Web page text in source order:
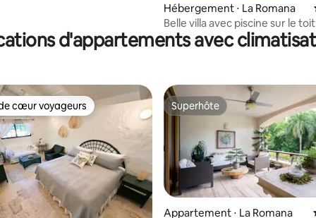
Hébergement ⋅ La Romana
Belle villa avec piscine sur le
parking
d'appartements avec
cœur voyageurs les plus appréciés
cœur voyageurs Superhôte
Superhôte
Appartement ⋅ La Romana